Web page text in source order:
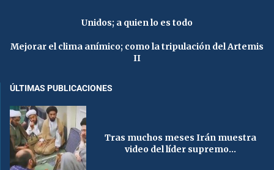
Unidos; a quien lo es todo
Mejorar el clima anímico; como la tripulación del Artemis
II
ÚLTIMAS PUBLICACIONES
Tras muchos meses Irán muestra
video del líder supremo...